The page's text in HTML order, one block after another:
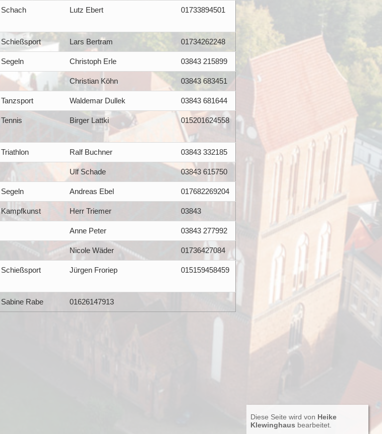
Schach Lutz Ebert 01733894501
Schießsport Lars Bertram 01734262248
Segeln Christoph Erle 03843 215899
Christian Köhn 03843 683451
Tanzsport Waldemar Dullek 03843 681644
Tennis Birger Lattki 015201624558
Triathlon Ralf Buchner 03843 332185
Ulf Schade 03843 615750
Segeln Andreas Ebel 017682269204
Kampfkunst Herr Triemer 03843
Anne Peter 03843 277992
Nicole Wäder 01736427084
Schießsport Jürgen Froriep 015159458459
Sabine Rabe 01626147913
Diese Seite wird von Heike
Klewinghaus bearbeitet.